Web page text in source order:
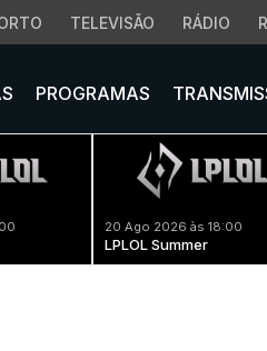
TELEVISÃO RÁDIO
PROGRAMAS
20 Ago 2026 às 18:00
LPLOL Summer